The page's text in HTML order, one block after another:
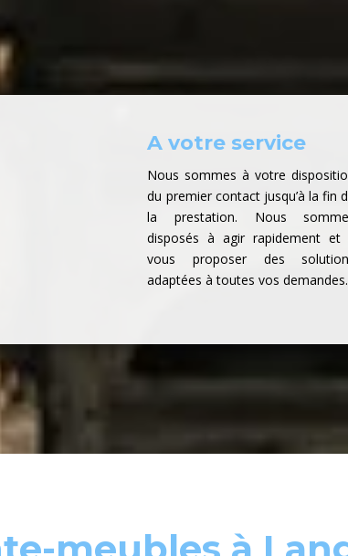
A votre service
Nous sommes à votre
du premier contact jusqu’à la fin
la prestation. Nous
disposés à agir rapidement et
vous proposer des
adaptées à toutes vos demandes.